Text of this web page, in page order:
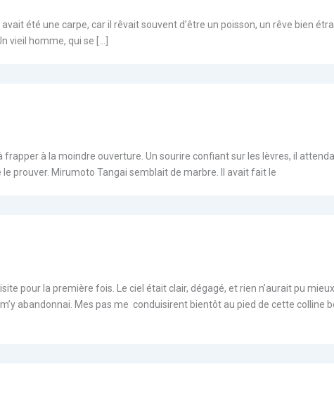
été une carpe, car il rêvait souvent d’être un poisson, un rêve bien
vieil homme, qui se […]
à la moindre ouverture. Un sourire confiant sur les lèvres, il
prouver. Mirumoto Tangai semblait de marbre. Il avait fait le
pour la première fois. Le ciel était clair, dégagé, et rien n’aurait pu
abandonnai. Mes pas me conduisirent bientôt au pied de cette colline